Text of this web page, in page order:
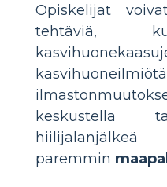
Opiskelijat
tehtäviä,
keskustella
paremmin